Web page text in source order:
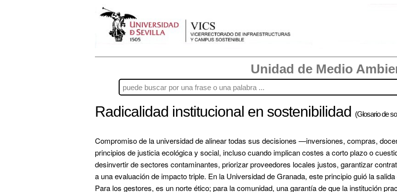
Unidad de Medio
Radicalidad institucional en sostenibilidad (Glosario de
Compromiso de la universidad de alinear todas sus decisiones —inversiones, compras,
principios de justicia ecológica y social, incluso cuando implican costes a corto plazo o
desinvertir de sectores contaminantes, priorizar proveedores locales justos, garantizar
a una evaluación de impacto triple. En la Universidad de Granada, este principio guió la
Para los gestores, es un norte ético; para la comunidad, una garantía de que la institución